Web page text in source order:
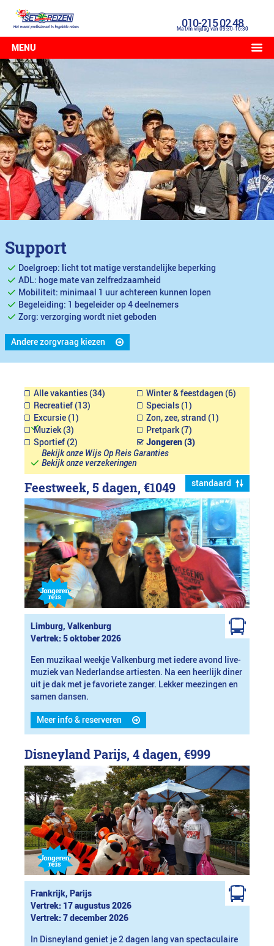
010-215 02 48
Ma t/m vrijdag van 09:30-16:30
MENU
Support
Doelgroep: licht tot matige verstandelijke beperking
ADL: hoge mate van zelfredzaamheid
Mobiliteit: minimaal 1 uur achtereen kunnen lopen
Begeleiding: 1 begeleider op 4 deelnemers
Zorg: verzorging wordt niet geboden
Andere zorgvraag kiezen
Alle vakanties (34)
Winter & feestdagen (6)
Recreatief (13)
Specials (1)
Excursie (1)
Zon, zee, strand (1)
Muziek (3)
Pretpark (7)
Sportief (2)
Jongeren (3)
Bekijk onze Wijs Op Reis Garanties
Bekijk onze verzekeringen
standaard
Feestweek, 5 dagen, €1049
Limburg, Valkenburg
Vertrek: 5 oktober 2026
Een muzikaal weekje Valkenburg met iedere avond live-
muziek van Nederlandse artiesten. Na een heerlijk diner
uit je dak met je favoriete zanger. Lekker meezingen en
samen dansen.
Meer info & reserveren
Disneyland Parijs, 4 dagen, €999
Frankrijk, Parijs
Vertrek: 17 augustus 2026
Vertrek: 7 december 2026
In Disneyland geniet je 2 dagen lang van spectaculaire